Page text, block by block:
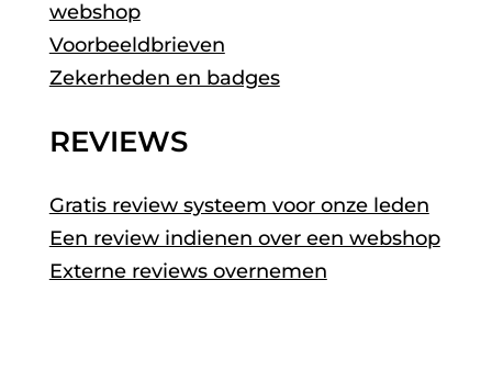
webshop
Voorbeeldbrieven
Zekerheden en badges
REVIEWS
Gratis review systeem voor onze leden
Een review indienen over een webshop
Externe reviews overnemen